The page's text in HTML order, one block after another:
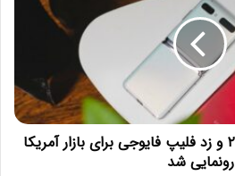
رنگ جدید گلکسی نوت ۲۰ و زد فلیپ فایوجی برای بازار آمریکا
رونمایی شد